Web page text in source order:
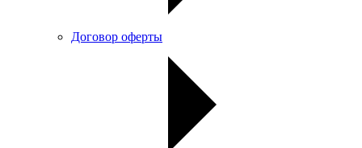
Договор оферты